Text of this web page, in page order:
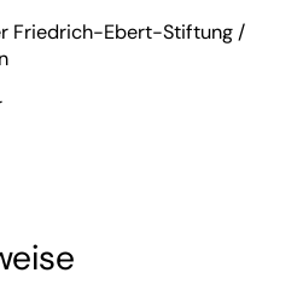
Friedrich-Ebert-Stiftung /